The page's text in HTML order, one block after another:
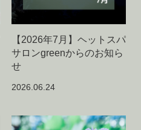
【2026年7月】ヘットスパ
サロンgreenからのお知ら
せ
2026.06.24